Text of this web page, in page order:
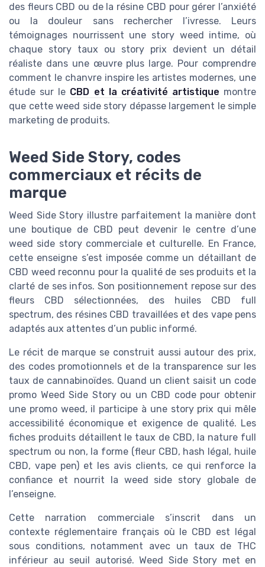
des fleurs CBD ou de la résine CBD pour gérer l’anxiété
ou la douleur sans rechercher l’ivresse. Leurs
témoignages nourrissent une story weed intime, où
chaque story taux ou story prix devient un détail
réaliste dans une œuvre plus large. Pour comprendre
comment le chanvre inspire les artistes modernes, une
étude sur le CBD et la créativité artistique montre
que cette weed side story dépasse largement le simple
marketing de produits.
Weed Side Story, codes
commerciaux et récits de
marque
Weed Side Story illustre parfaitement la manière dont
une boutique de CBD peut devenir le centre d’une
weed side story commerciale et culturelle. En France,
cette enseigne s’est imposée comme un détaillant de
CBD weed reconnu pour la qualité de ses produits et la
clarté de ses infos. Son positionnement repose sur des
fleurs CBD sélectionnées, des huiles CBD full
spectrum, des résines CBD travaillées et des vape pens
adaptés aux attentes d’un public informé.
Le récit de marque se construit aussi autour des prix,
des codes promotionnels et de la transparence sur les
taux de cannabinoïdes. Quand un client saisit un code
promo Weed Side Story ou un CBD code pour obtenir
une promo weed, il participe à une story prix qui mêle
accessibilité économique et exigence de qualité. Les
fiches produits détaillent le taux de CBD, la nature full
spectrum ou non, la forme (fleur CBD, hash légal, huile
CBD, vape pen) et les avis clients, ce qui renforce la
confiance et nourrit la weed side story globale de
l’enseigne.
Cette narration commerciale s’inscrit dans un
contexte réglementaire français où le CBD est légal
sous conditions, notamment avec un taux de THC
inférieur au seuil autorisé. Weed Side Story met en